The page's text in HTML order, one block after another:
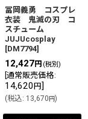
冨岡義勇 コスプレ
衣装 鬼滅の刃 コ
スチューム
JUJUcosplay
[DM7794]
12,427円 (税別)
通常販売価格:
14,620 円]
(税込: 13,670円)